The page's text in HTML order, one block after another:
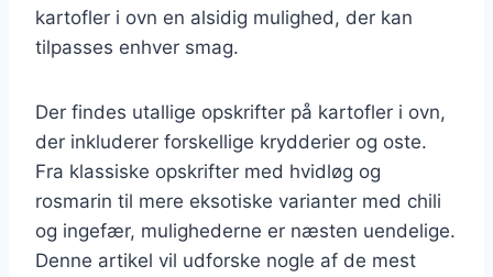
kartofler i ovn en alsidig mulighed, der kan
tilpasses enhver smag.
Der findes utallige opskrifter på kartofler i ovn,
der inkluderer forskellige krydderier og oste.
Fra klassiske opskrifter med hvidløg og
rosmarin til mere eksotiske varianter med chili
og ingefær, mulighederne er næsten uendelige.
Denne artikel vil udforske nogle af de mest